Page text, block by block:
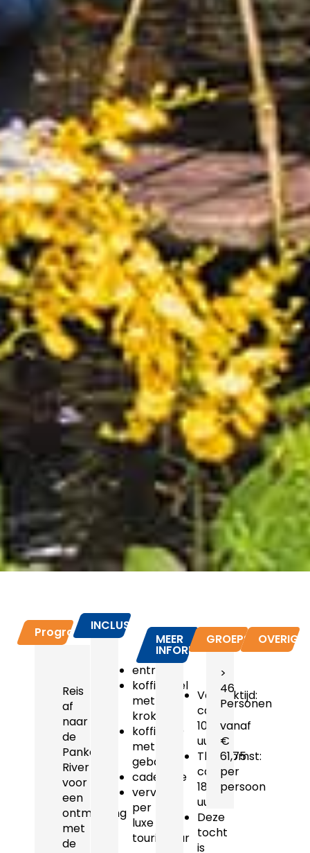
Programma
Reis
af
naar
de
Pankong
River
voor
een
ontmoeting
met
de
INCLUSIEF
entree
koffietafel
met
kroket
koffie(2x)
met
gebak
cadeautje
vervoer
per
luxe
touringcar
MEER
INFORMATIE
Vertrektijd:
ca.
10.00
uur
Thuiskomst:
ca.
18.15
uur
Deze
tocht
is
GROEPSPRIJZEN
>
46
Personen
vanaf
€
61,75
per
persoon
OVERIG